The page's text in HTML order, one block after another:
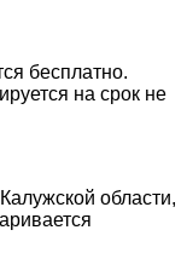
бесплатно.
на срок не
области,